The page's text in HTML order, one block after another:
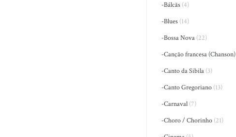
-Bálcãs (4)
-Blues (14)
-Bossa Nova (22)
-Canção francesa (Chanson)
-Canto da Sibila (3)
-Canto Gregoriano (13)
-Carnaval (7)
-Choro / Chorinho (21)